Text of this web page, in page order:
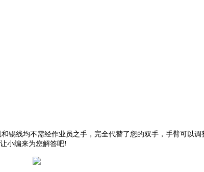
锡线均不需经作业员之手，完全代替了您的双手，手臂可以调
小编来为您解答吧!